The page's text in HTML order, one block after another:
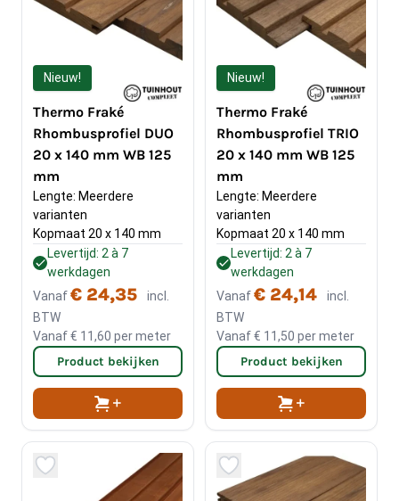
Nieuw!
Thermo Fraké
Rhombusprofiel DUO
20 x 140 mm WB 125
mm
Lengte: Meerdere
varianten
Kopmaat 20 x 140 mm
Levertijd: 2 à 7
werkdagen
Vanaf€ 24,35
incl.
BTW
Vanaf€ 11,60 per meter
Product bekijken
Nieuw!
Thermo Fraké
Rhombusprofiel TRIO
20 x 140 mm WB 125
mm
Lengte: Meerdere
varianten
Kopmaat 20 x 140 mm
Levertijd: 2 à 7
werkdagen
Vanaf€ 24,14
incl.
BTW
Vanaf€ 11,50 per meter
Product bekijken